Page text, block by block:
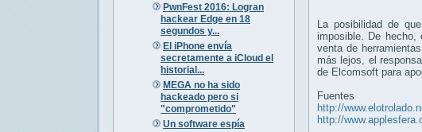
PwnFest 2016: Logran
hackear Edge en 18
segundos y...
El iPhone envía
secretamente a iCloud el
historial...
MEGA no ha sido
hackeado pero si
"comprometido"
Un software espía
La posibilidad de
imposible. De
venta de
más lejos, el
de Elcomsoft para
Fuentes
http://
http://